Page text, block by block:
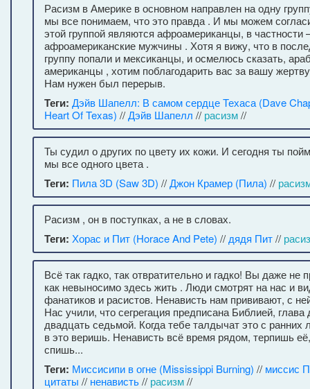
Расизм в Америке в основном направлен на одну
мы все понимаем, что это правда . И мы можем
этой группой являются афроамериканцы, в
афроамериканские мужчины . Хотя я вижу, что в
группу попали и мексиканцы, и осмелюсь сказать,
американцы , хотим поблагодарить вас за вашу
Нам нужен был перерыв.
Теги: Дэйв Шапелл: В самом сердце Техаса (Dave
Heart Of Texas) //Дэйв Шапелл // расизм//
Ты судил о других по цвету их кожи. И сегодня ты
мы все одного цвета .
Теги: Пила 3D (Saw 3D) //Джон Крамер (Пила) //
Расизм , он в поступках, а не в словах.
Теги: Хорас и Пит (Horace And Pete) // дядя Пит//
Всё так гадко, так отвратительно и гадко! Вы даже не
как невыносимо здесь жить . Люди смотрят на нас и
фанатиков и расистов. Ненависть нам прививают, с
Нас учили, что сегрегация предписана Библией, глава
двадцать седьмой. Когда тебе талдычат это с ранних
в это веришь. Ненависть всё время рядом, терпишь
спишь...
Теги: Миссисипи в огне (Mississippi Burning) // миссис
цитаты // ненависть// расизм//